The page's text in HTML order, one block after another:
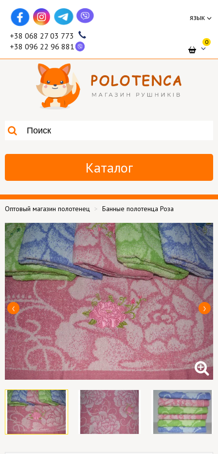
язык
+38 068 27 03 773
+38 096 22 96 881
0
Каталог
Оптовый магазин полотенец Банные полотенца Роза